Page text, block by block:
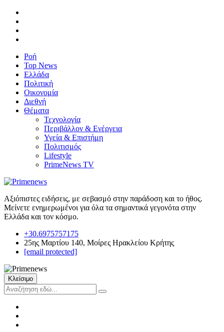
Ροή
Top News
Ελλάδα
Πολιτική
Οικονομία
Διεθνή
Θέματα
Τεχνολογία
Περιβάλλον & Ενέργεια
Υγεία & Επιστήμη
Πολιτισμός
Lifestyle
PrimeNews TV
Αξιόπιστες ειδήσεις, με σεβασμό στην παράδοση και το ήθος.
Μείνετε ενημερωμένοι για όλα τα σημαντικά γεγονότα στην
Ελλάδα και τον κόσμο.
+30.6975757175
25ης Μαρτίου 140, Μοίρες Ηρακλείου Κρήτης
[email protected]
Κλείσιμο